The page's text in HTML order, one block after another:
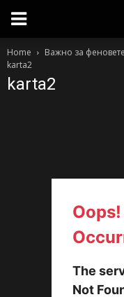
Home
Важно за
karta2
karta2